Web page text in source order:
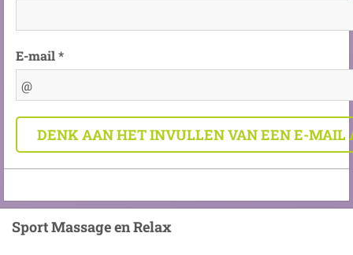
E-mail *
Sport Massage en Relax